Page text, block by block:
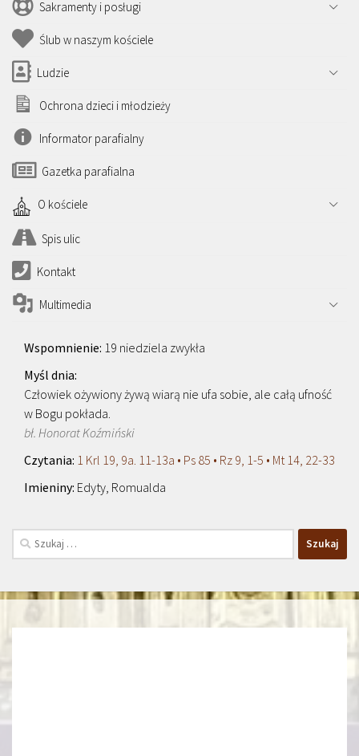
Sakramenty i posługi
Ślub w naszym kościele
Ludzie
Ochrona dzieci i młodzieży
Informator parafialny
Gazetka parafialna
O kościele
Spis ulic
Kontakt
Multimedia
19 niedziela zwykła
Człowiek ożywiony żywą wiarą nie ufa sobie, ale całą ufność
w Bogu pokłada.
bł. Honorat Koźmiński
1 Krl 19, 9a. 11-13a • Ps 85 • Rz 9, 1-5 • Mt 14, 22-33
Edyty, Romualda
Szukaj: